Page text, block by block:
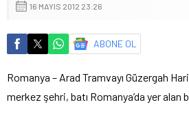
16 MAYIS 2012 23:26
ABONE OL
Romanya – Arad Tramvayı Güzergah
merkez şehri, batı Romanya’da yer alan